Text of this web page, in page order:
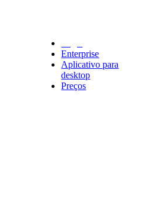
Enterprise
Aplicativo para
desktop
Preços